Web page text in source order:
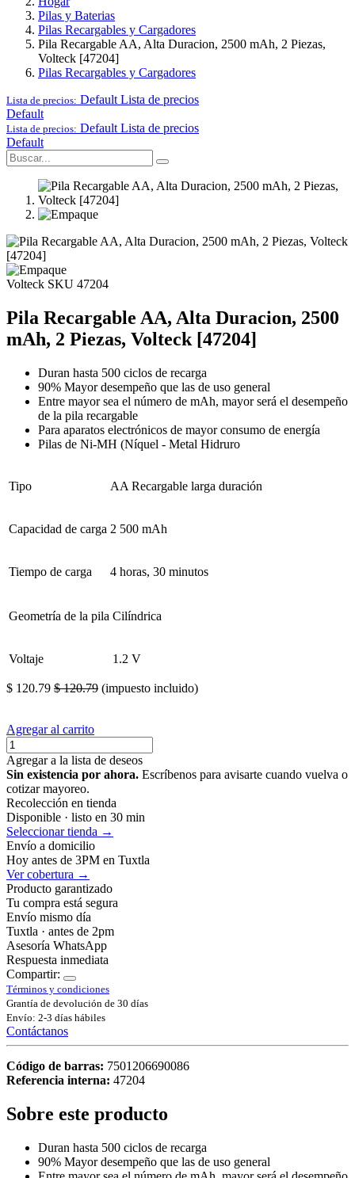
Pilas y Baterias
Pilas Recargables y Cargadores
Pila Recargable AA, Alta Duracion, 2500 mAh, 2 Piezas,
Volteck [47204]
Pilas Recargables y Cargadores
Lista de precios: Default Lista de precios
Default
Lista de precios: Default Lista de precios
Default
Volteck SKU 47204
Pila Recargable AA, Alta Duracion, 2500
mAh, 2 Piezas, Volteck [47204]
Duran hasta 500 ciclos de recarga
90% Mayor desempeño que las de uso general
Entre mayor sea el número de mAh, mayor será el desempeño
de la pila recargable
Para aparatos electrónicos de mayor consumo de energía
Pilas de Ni-MH (Níquel - Metal Hidruro
Tipo AA Recargable larga duración
Capacidad de carga 2 500 mAh
Tiempo de carga 4 horas, 30 minutos
Geometría de la pila Cilíndrica
Voltaje 1.2 V
$ 120.79 $120.79 (impuesto incluido)
Agregar al carrito
Agregar a la lista de deseos
Sin existencia por ahora. Escríbenos para avisarte cuando vuelva o
cotizar mayoreo.
Recolección en tienda
Disponible · listo en 30 min
Seleccionar tienda →
Envío a domicilio
Hoy antes de 3PM en Tuxtla
Ver cobertura →
Producto garantizado
Tu compra está segura
Envío mismo día
Tuxtla · antes de 2pm
Asesoría WhatsApp
Respuesta inmediata
Compartir:
Términos y condiciones
Grantía de devolución de 30 días
Envío: 2-3 días hábiles
Contáctanos
Código de barras: 7501206690086
Referencia interna: 47204
Sobre este producto
Duran hasta 500 ciclos de recarga
90% Mayor desempeño que las de uso general